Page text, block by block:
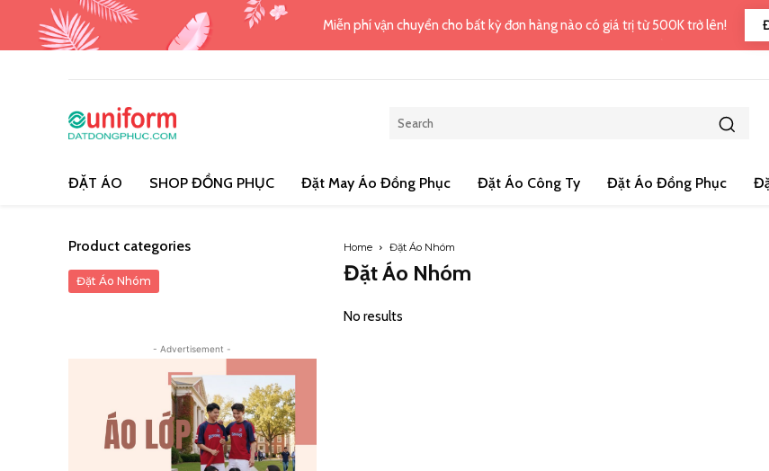
Miễn phí vận chuyển cho bất kỳ đơn hàng nào có giá trị từ 500K trở lên!
ĐẶT ÁO SHOP ĐỒNG PHỤC Đặt May Áo Đồng Phục Đặt Áo Công Ty Đặt Áo Đồng Phục
Product categories
Đặt Áo Nhóm
- Advertisement -
Home Đặt Áo Nhóm
Đặt Áo Nhóm